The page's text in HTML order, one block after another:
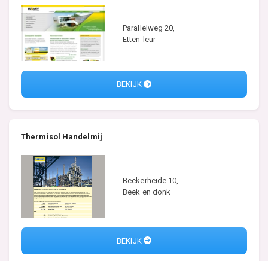
Parallelweg 20,
Etten-leur
BEKIJK
Thermisol Handelmij
Beekerheide 10,
Beek en donk
BEKIJK